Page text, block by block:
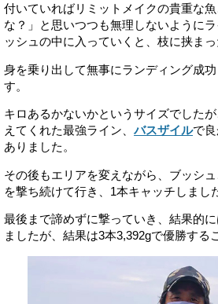
付いていればリミットメイクの貴重な
な？」と思いつつも無理しないように
ッシュの中に入っていくと、枝に挟まっ
身を乗り出して無事にランディング成
す。
キロあるかないかというサイズでした
えてくれた最強ライン、 バスザイルで
ありました。
その後もエリアを変えながら、ブッシ
を撃ち続けて行き、1本キャッチしま
最後まで諦めずに撃っていき、結果的
ましたが、結果は3本3,392gで優勝する